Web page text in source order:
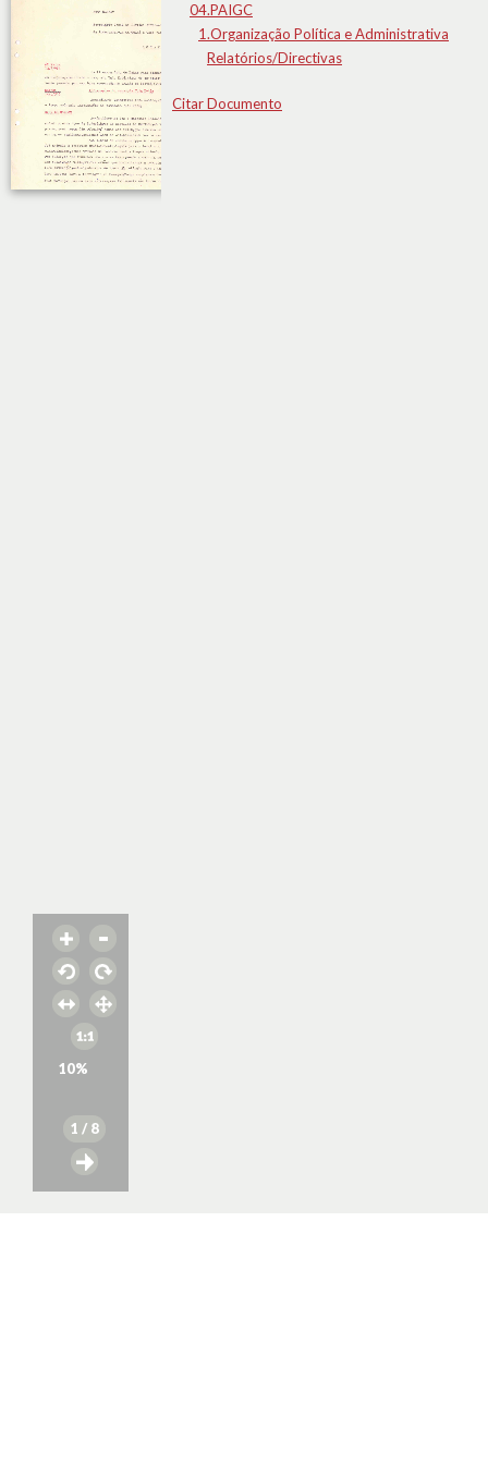
10%
1 / 8
04.PAIGC
1.Organização Política e Administrativa
Relatórios/Directivas
Citar Documento